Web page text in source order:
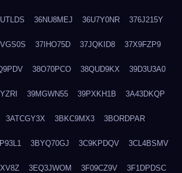
36NU8MEJ 36U7Y0NR 376J215Y
37IHO75D 37JQKID8 37X9FZP9
38O70PCO 38QUD9KX 39D3U3A0
39MGWN55 39PXKH1B 3A43DKQP
3ATCGY3X 3BKC9MX3 3BORDPAR
3BYQ70GJ 3C9KPDQV 3CL4BSMV
3EQ3JWOM 3F09CZ9V 3F1DPDSC